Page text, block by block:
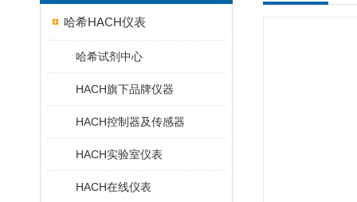
哈希HACH仪表
哈希试剂中心
HACH旗下品牌仪器
HACH控制器及传感器
HACH实验室仪表
HACH在线仪表